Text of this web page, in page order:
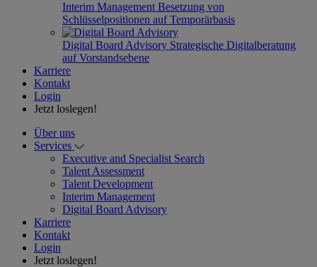
Interim Management Besetzung von
Schlüsselpositionen auf Temporärbasis
Digital Board Advisory Strategische Digitalberatung
auf Vorstandsebene
Karriere
Kontakt
Login
Jetzt loslegen!
Über uns
Services
Executive and Specialist Search
Talent Assessment
Talent Development
Interim Management
Digital Board Advisory
Karriere
Kontakt
Login
Jetzt loslegen!